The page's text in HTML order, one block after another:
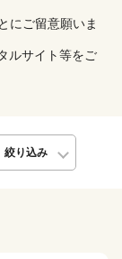
にご留意願いま
ルサイト等をご
絞り込み